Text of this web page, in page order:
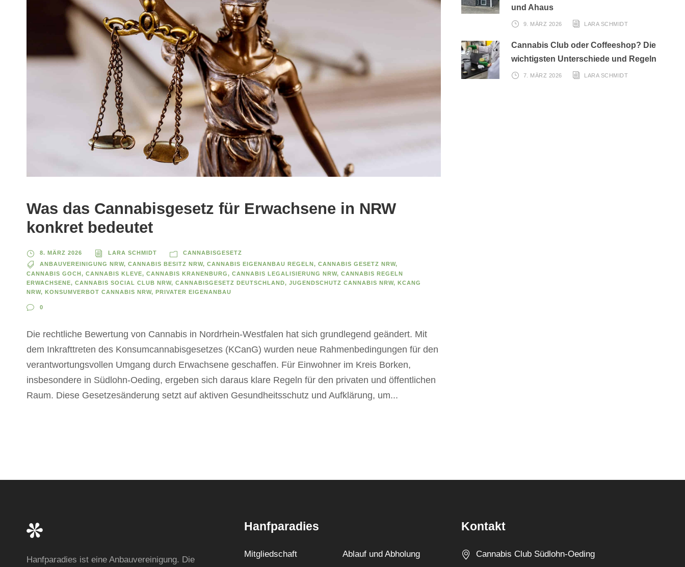
Was das Cannabisgesetz für Erwachsene in NRW
konkret bedeutet
8. MÄRZ 2026 LARA SCHMIDT
CANNABISGESETZ
ANBAUVEREINIGUNG NRW, CANNABIS BESITZ NRW, CANNABIS EIGENANBAU REGELN , CANNABIS GESETZ NRW,
CANNABIS GOCH, CANNABIS KLEVE, CANNABIS KRANENBURG, CANNABIS LEGALISIERUNG NRW, CANNABIS REGELN
ERWACHSENE, CANNABIS SOCIAL CLUB NRW, CANNABISGESETZ DEUTSCHLAND, JUGENDSCHUTZ CANNABIS NRW, KCANG
NRW, KONSUMVERBOT CANNABIS NRW, PRIVATER EIGENANBAU
0
Die rechtliche Bewertung von Cannabis in Nordrhein-Westfalen hat sich grundlegend geändert. Mit
dem Inkrafttreten des Konsumcannabisgesetzes (KCanG) wurden neue Rahmenbedingungen für den
verantwortungsvollen Umgang durch Erwachsene geschaffen. Für Einwohner im Kreis Borken,
insbesondere in Südlohn-Oeding, ergeben sich daraus klare Regeln für den privaten und öffentlichen
Raum. Diese Gesetzesänderung setzt auf aktiven Gesundheitsschutz und Aufklärung, um...
und Ahaus
9. MÄRZ 2026 LARA SCHMIDT
Cannabis Club oder Coffeeshop? Die
wichtigsten Unterschiede und Regeln
7. MÄRZ 2026 LARA SCHMIDT
Hanfparadies ist eine Anbauvereinigung. Die
Hanfparadies
Mitgliedschaft Ablauf und Abholung
Kontakt
Cannabis Club Südlohn-Oeding